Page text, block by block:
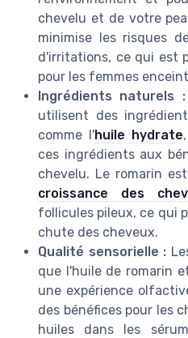
chevelu et de votre
minimise les risques
d'irritations, ce qui est
pour les femmes
Ingrédients naturels :
utilisent des
comme l'huile hydrate
ces ingrédients aux
chevelu. Le romarin
croissance des
follicules pileux, ce qui
chute des cheveux.
Qualité sensorielle :
que l'huile de romarin
une expérience
des bénéfices pour les
huiles dans les